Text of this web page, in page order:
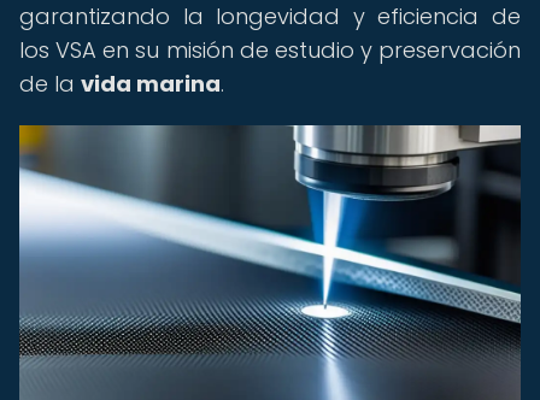
garantizando la longevidad y eficiencia de
los VSA en su misión de estudio y preservación
de la vida marina.